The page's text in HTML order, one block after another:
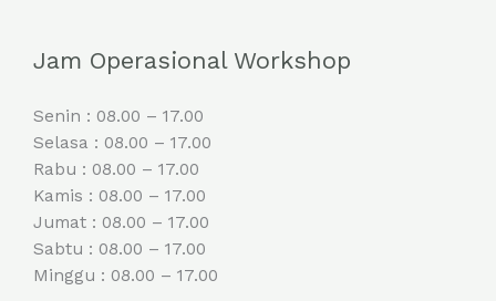
Jam Operasional Workshop
Senin : 08.00 – 17.00
Selasa : 08.00 – 17.00
Rabu : 08.00 – 17.00
Kamis : 08.00 – 17.00
Jumat : 08.00 – 17.00
Sabtu : 08.00 – 17.00
Minggu : 08.00 – 17.00